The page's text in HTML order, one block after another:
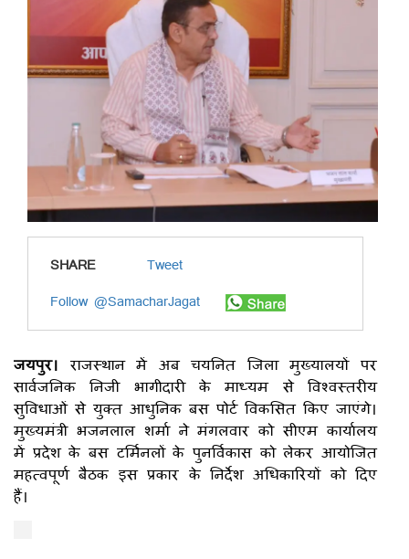
SHARE
Tweet
Follow @SamacharJagat
जयपुर। राजस्थान में अब चयनित जिला मुख्यालयों पर
सार्वजनिक निजी भागीदारी के माध्यम से विश्वस्तरीय
सुविधाओं से युक्त आधुनिक बस पोर्ट विकसित किए जाएंगे।
मुख्यमंत्री भजनलाल शर्मा ने मंगलवार को सीएम कार्यालय
में प्रदेश के बस टर्मिनलों के पुनर्विकास को लेकर आयोजित
महत्वपूर्ण बैठक इस प्रकार के निर्देश अधिकारियों को दिए
हैं।